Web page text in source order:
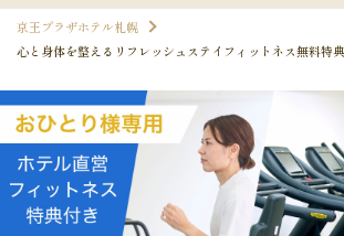
京王プラザホテル札幌
心と身体を整えるリフレッシュステイフィットネス無料特
011-271-0111